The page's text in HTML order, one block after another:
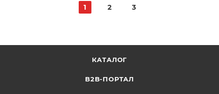
1 2 3
КАТАЛОГ
B2B-ПОРТАЛ